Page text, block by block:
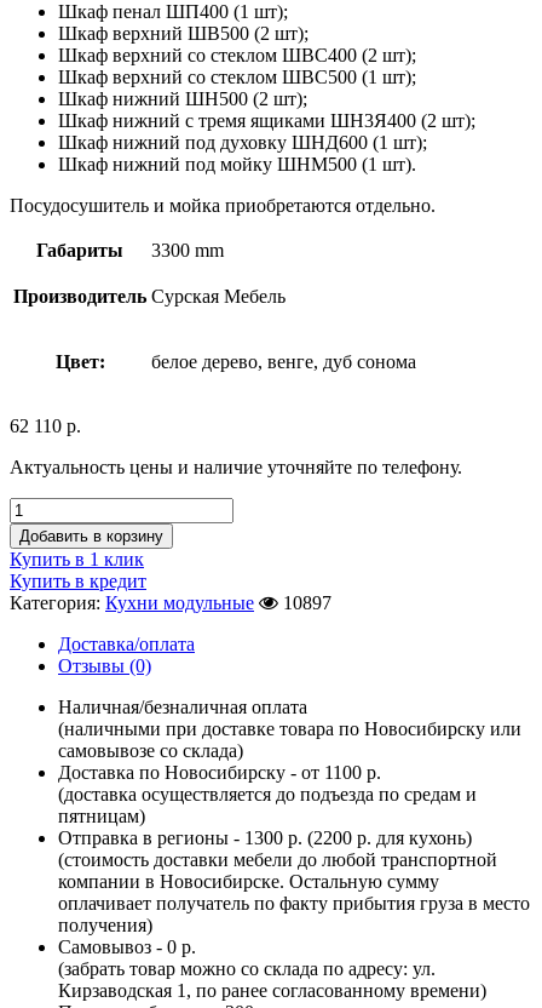
Шкаф пенал ШП400 (1 шт);
Шкаф верхний ШВ500 (2 шт);
Шкаф верхний со стеклом ШВС400 (2 шт);
Шкаф верхний со стеклом ШВС500 (1 шт);
Шкаф нижний ШН500 (2 шт);
Шкаф нижний с тремя ящиками ШН3Я400 (2 шт);
Шкаф нижний под духовку ШНД600 (1 шт);
Шкаф нижний под мойку ШНМ500 (1 шт).
Посудосушитель и мойка приобретаются отдельно.
Габариты 3300 mm
Производитель Сурская Мебель
Цвет: белое дерево, венге, дуб сонома
62 110 р.
Актуальность цены и наличие уточняйте по телефону.
Добавить в корзину
Купить в 1 клик
Купить в кредит
Категория: Кухни модульные
10897
Доставка/оплата
Отзывы (0)
Наличная/безналичная оплата
(наличными при доставке товара по Новосибирску или
самовывозе со склада)
Доставка по Новосибирску - от 1100 р.
(доставка осуществляется до подъезда по средам и
пятницам)
Отправка в регионы - 1300 р. (2200 р. для кухонь)
(стоимость доставки мебели до любой транспортной
компании в Новосибирске. Остальную сумму
оплачивает получатель по факту прибытия груза в место
получения)
Самовывоз - 0 р.
(забрать товар можно со склада по адресу: ул.
Кирзаводская 1, по ранее согласованному времени)